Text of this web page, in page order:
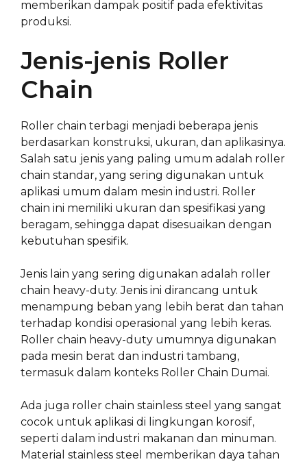
memberikan dampak positif pada efektivitas
produksi.
Jenis-jenis Roller
Chain
Roller chain terbagi menjadi beberapa jenis
berdasarkan konstruksi, ukuran, dan aplikasinya.
Salah satu jenis yang paling umum adalah roller
chain standar, yang sering digunakan untuk
aplikasi umum dalam mesin industri. Roller
chain ini memiliki ukuran dan spesifikasi yang
beragam, sehingga dapat disesuaikan dengan
kebutuhan spesifik.
Jenis lain yang sering digunakan adalah roller
chain heavy-duty. Jenis ini dirancang untuk
menampung beban yang lebih berat dan tahan
terhadap kondisi operasional yang lebih keras.
Roller chain heavy-duty umumnya digunakan
pada mesin berat dan industri tambang,
termasuk dalam konteks Roller Chain Dumai.
Ada juga roller chain stainless steel yang sangat
cocok untuk aplikasi di lingkungan korosif,
seperti dalam industri makanan dan minuman.
Material stainless steel memberikan daya tahan